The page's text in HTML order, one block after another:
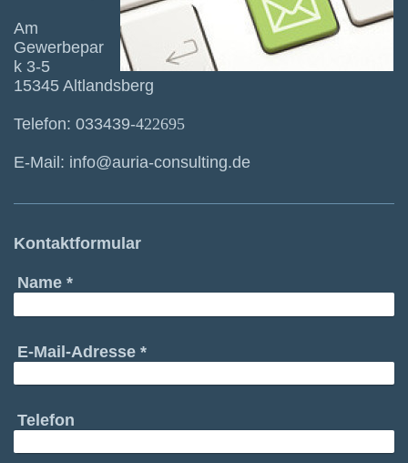
Am
Gewerbepar
k 3-5
15345 Altlandsberg
Telefon: 033439-422695
E-Mail: info@auria-consulting.de
Kontaktformular
Name *
E-Mail-Adresse *
Telefon